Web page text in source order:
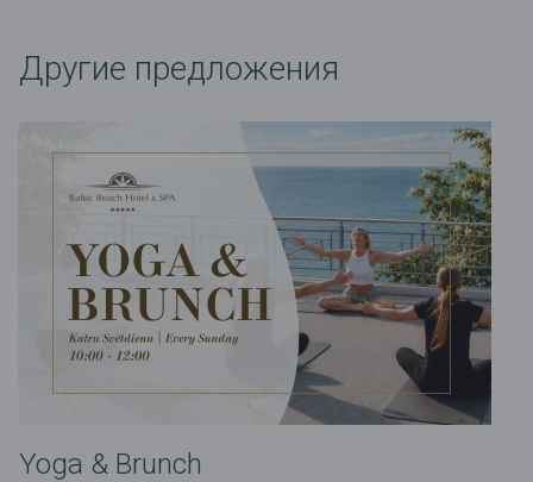
Другие предложения
Yoga & Brunch